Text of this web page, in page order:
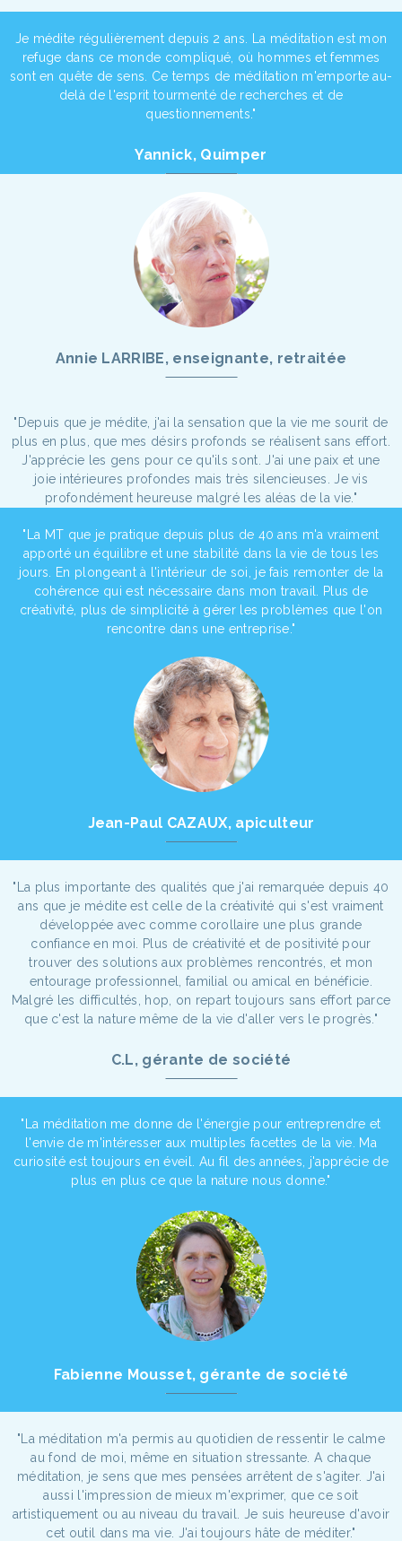
Je médite régulièrement depuis 2 ans. La méditation est mon
refuge dans ce monde compliqué, où hommes et femmes
sont en quête de sens. Ce temps de méditation m'emporte au-
delà de l'esprit tourmenté de recherches et de
questionnements."
Yannick, Quimper
Annie LARRIBE, enseignante, retraitée
"Depuis que je médite, j'ai la sensation que la vie me sourit de
plus en plus, que mes désirs profonds se réalisent sans effort.
J'apprécie les gens pour ce qu'ils sont. J'ai une paix et une
joie intérieures profondes mais très silencieuses. Je vis
profondément heureuse malgré les aléas de la vie."
"La MT que je pratique depuis plus de 40 ans m'a vraiment
apporté un équilibre et une stabilité dans la vie de tous les
jours. En plongeant à l'intérieur de soi, je fais remonter de la
cohérence qui est nécessaire dans mon travail. Plus de
créativité, plus de simplicité à gérer les problèmes que l'on
rencontre dans une entreprise."
Jean-Paul CAZAUX, apiculteur
"La plus importante des qualités que j'ai remarquée depuis 40
ans que je médite est celle de la créativité qui s'est vraiment
développée avec comme corollaire une plus grande
confiance en moi. Plus de créativité et de positivité pour
trouver des solutions aux problèmes rencontrés, et mon
entourage professionnel, familial ou amical en bénéficie.
Malgré les difficultés, hop, on repart toujours sans effort parce
que c'est la nature même de la vie d'aller vers le progrès."
C.L, gérante de société
"La méditation me donne de l'énergie pour entreprendre et
l'envie de m'intéresser aux multiples facettes de la vie. Ma
curiosité est toujours en éveil. Au fil des années, j'apprécie de
plus en plus ce que la nature nous donne."
Fabienne Mousset, gérante de société
"La méditation m'a permis au quotidien de ressentir le calme
au fond de moi, même en situation stressante. A chaque
méditation, je sens que mes pensées arrêtent de s'agiter. J'ai
aussi l'impression de mieux m'exprimer, que ce soit
artistiquement ou au niveau du travail. Je suis heureuse d'avoir
cet outil dans ma vie. J'ai toujours hâte de méditer."